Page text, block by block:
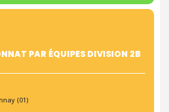
PAR ÉQUIPES DIVISION 2B
(01)